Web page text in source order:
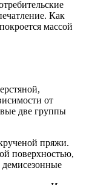
Как
массой
от
две группы
пряжи.
поверхностью,